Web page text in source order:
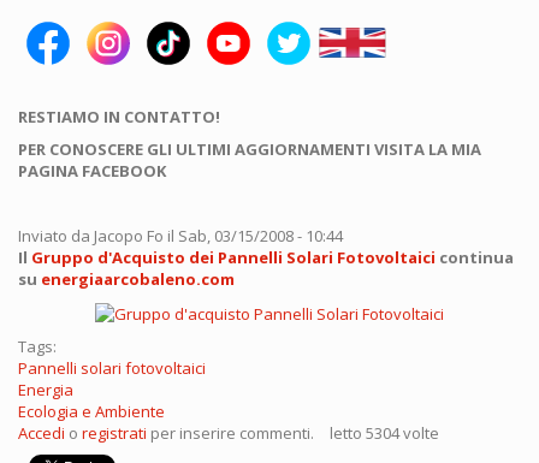
RESTIAMO IN CONTATTO!
PER CONOSCERE GLI ULTIMI AGGIORNAMENTI VISITA LA MIA
PAGINA FACEBOOK
Inviato da Jacopo Fo il Sab, 03/15/2008 - 10:44
Il Gruppo d'Acquisto dei Pannelli Solari Fotovoltaici continua
su energiaarcobaleno.com
Tags:
Pannelli solari fotovoltaici
Energia
Ecologia e Ambiente
Accedi o registrati per inserire commenti. letto 5304 volte